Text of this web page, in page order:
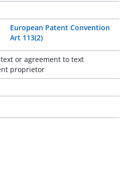
European Patent Convention
Art 113(2)
or agreement to text
proprietor